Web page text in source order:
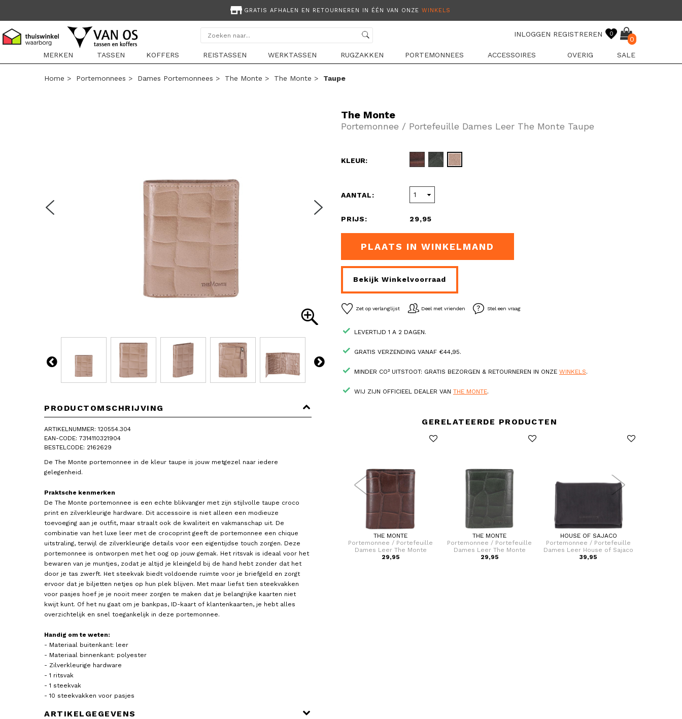
GRATIS AFHALEN EN RETOURNEREN IN ÉÉN VAN ONZE WINKELS
INLOGGEN REGISTREREN 0
0
MERKEN
TASSEN KOFFERS REISTASSEN WERKTASSEN RUGZAKKEN PORTEMONNEES ACCESSOIRES OVERIG SALE
Home > Portemonnees > Dames Portemonnees > The Monte > The Monte > Taupe
PRODUCTOMSCHRIJVING
ARTIKELNUMMER: 120554.304
EAN-CODE: 7314110321904
BESTELCODE: 2162629
De The Monte portemonnee in de kleur taupe is jouw metgezel naar iedere
gelegenheid.
Praktsche kenmerken
De The Monte portemonnee is een echte blikvanger met zijn stijlvolle taupe croco
print en zilverkleurige hardware. Dit accessoire is niet alleen een modieuze
toevoeging aan je outfit, maar straalt ook de kwaliteit en vakmanschap uit. De
combinatie van het luxe leer met de crocoprint geeft de portemonnee een chique
uitstraling, terwijl de zilverkleurige details voor een eigentijdse touch zorgen. Deze
portemonnee is ontworpen met het oog op jouw gemak. Het ritsvak is ideaal voor het
bewaren van je muntjes, zodat je altijd je kleingeld bij de hand hebt zonder dat het
door je tas zwerft. Het steekvak biedt voldoende ruimte voor je briefgeld en zorgt
ervoor dat je biljetten netjes op hun plek blijven. Met maar liefst tien steekvakken
voor pasjes hoef je je nooit meer zorgen te maken dat je belangrijke kaarten niet
kwijt kunt. Of het nu gaat om je bankpas, ID-kaart of klantenkaarten, je hebt alles
overzichtelijk en snel toegankelijk in deze portemonnee.
Handig om te weten:
- Materiaal buitenkant: leer
- Materiaal binnenkant: polyester
- Zilverkleurige hardware
- 1 ritsvak
- 1 steekvak
- 10 steekvakken voor pasjes
ARTIKELGEGEVENS
The Monte
Portemonnee / Portefeuille Dames Leer The Monte Taupe
KLEUR:
AANTAL:
PRIJS: 29,95
PLAATS IN WINKELMAND
Bekijk Winkelvoorraad
Zet op verlanglijst Deel met vrienden Stel een vraag
LEVERTIJD 1 A 2 DAGEN.
GRATIS VERZENDING VANAF €44,95.
MINDER CO² UITSTOOT: GRATIS BEZORGEN & RETOURNEREN IN ONZE WINKELS.
WIJ ZIJN OFFICIEEL DEALER VAN THE MONTE.
GERELATEERDE PRODUCTEN
LOULOU ESSENTIELS
Portemonnee / Portefeuille
Dames Leer Petite Camile
29,95
LOULOU ESSENTIELS
Portemonnee / Portefeuille
Dames Leer Petite Camile
29,95
BERBA
Portemonnee / Portefeuille
Dames Leer Lucca
39,95
THE MONTE
Portemonnee / Portefeuille
Dames Leer The Monte
29,95
THE MONTE
Portemonnee / Portefeuille
Dames Leer The Monte
29,95
HOUSE OF SAJACO
Portemonnee / Portefeuille
Dames Leer House of Sajaco
39,95